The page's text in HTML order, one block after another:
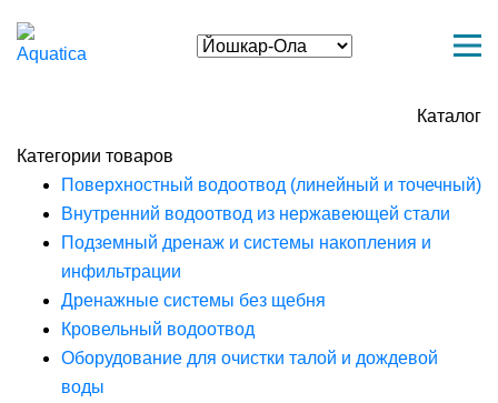
Каталог
Категории товаров
Поверхностный водоотвод (линейный и точечный)
Внутренний водоотвод из нержавеющей стали
Подземный дренаж и системы накопления и
инфильтрации
Дренажные системы без щебня
Кровельный водоотвод
Оборудование для очистки талой и дождевой
воды